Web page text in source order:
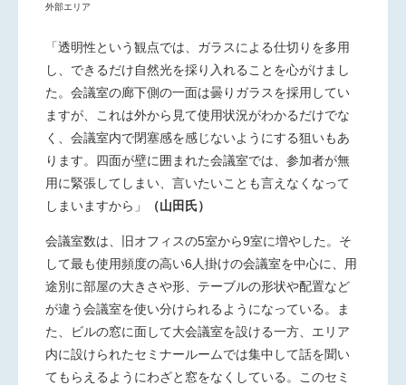
外部エリア
「透明性という観点では、ガラスによる仕切りを多用
し、できるだけ自然光を採り入れることを心がけまし
た。会議室の廊下側の一面は曇りガラスを採用してい
ますが、これは外から見て使用状況がわかるだけでな
く、会議室内で閉塞感を感じないようにする狙いもあ
ります。四面が壁に囲まれた会議室では、参加者が無
用に緊張してしまい、言いたいことも言えなくなって
しまいますから」
（山田氏）
会議室数は、旧オフィスの5室から9室に増やした。そ
して最も使用頻度の高い6人掛けの会議室を中心に、用
途別に部屋の大きさや形、テーブルの形状や配置など
が違う会議室を使い分けられるようになっている。ま
た、ビルの窓に面して大会議室を設ける一方、エリア
内に設けられたセミナールームでは集中して話を聞い
てもらえるようにわざと窓をなくしている。このセミ